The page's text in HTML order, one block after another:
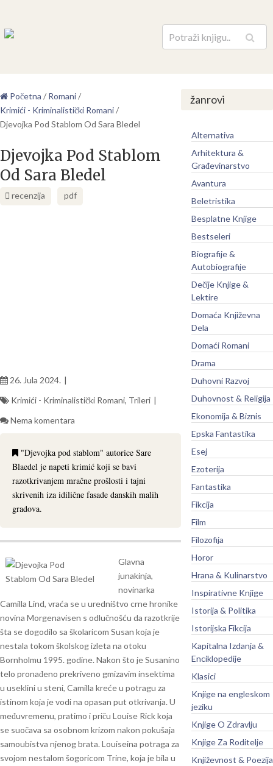
Pretraga
Početna / Romani/
Krimići - Kriminalistički Romani/
Djevojka Pod Stablom Od Sara Bledel
Djevojka Pod Stablom
Od Sara Bledel
recenzija pdf
26. Jula 2024.
Krimići - Kriminalistički Romani, Trileri
Nema komentara
"Djevojka pod stablom" autorice Sare
Blaedel je napeti krimić koji se bavi
razotkrivanjem mračne prošlosti i tajni
skrivenih iza idilične fasade danskih malih
gradova.
Glavna
junakinja,
novinarka
Camilla Lind, vraća se u uredništvo crne hronike
novina Morgenavisen s odlučnošću da razotkrije
šta se dogodilo sa školaricom Susan koja je
nestala tokom školskog izleta na otoku
Bornholmu 1995. godine. Nakon što je Susanino
telo pronađeno prekriveno gmizavim insektima
u useklini u steni, Camilla kreće u potragu za
istinom koja je vodi na opasan put otkrivanja. U
međuvremenu, pratimo i priču Louise Rick koja
se suočava sa osobnom krizom nakon pokušaja
samoubistva njenog brata. Louiseina potraga za
svojom nestalom šogoricom Trine, koja je bila u
žanrovi
Alternativa
Arhitektura &
Građevinarstvo
Avantura
Beletristika
Besplatne Knjige
Bestseleri
Biografije &
Autobiografije
Dečije Knjige &
Lektire
Domaća Književna
Dela
Domaći Romani
Drama
Duhovni Razvoj
Duhovnost & Religija
Ekonomija & Biznis
Epska Fantastika
Esej
Ezoterija
Fantastika
Fikcija
Film
Filozofija
Horor
Hrana & Kulinarstvo
Inspirativne Knjige
Istorija & Politika
Istorijska Fikcija
Kapitalna Izdanja &
Enciklopedije
Klasici
Knjige na engleskom
jeziku
Knjige O Zdravlju
Knjige Za Roditelje
Književnost & Poezija